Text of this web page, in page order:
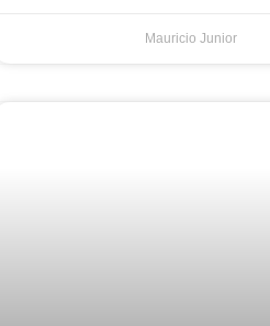
Mauricio Junior